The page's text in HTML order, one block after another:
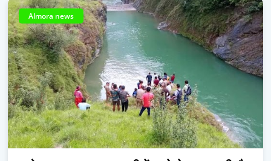
Almora news